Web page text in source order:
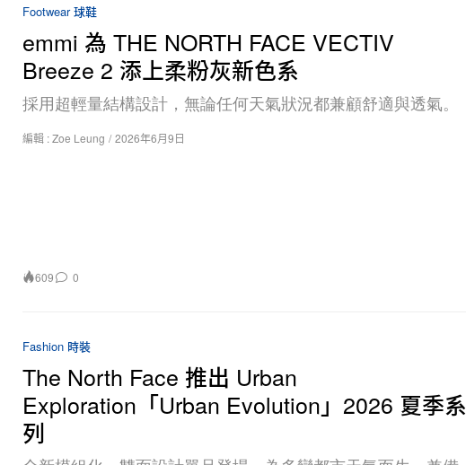
Footwear 球鞋
emmi 為 THE NORTH FACE VECTIV
Breeze 2 添上柔粉灰新色系
採用超輕量結構設計，無論任何天氣狀況都兼顧舒適與透氣。
編輯 :Zoe Leung / 2026年6月9日
609 0
Fashion 時裝
The North Face 推出 Urban
Exploration「Urban Evolution」2026 夏季系
列